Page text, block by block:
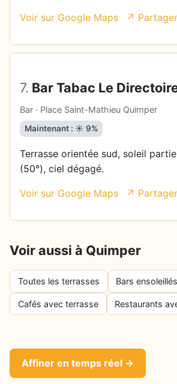
Voir sur Google Maps ↗ Partager
7. Bar Tabac Le
Bar · Place Saint-Mathieu Quimper
Maintenant : ☀️ 9%
Terrasse orientée sud, soleil
(50°), ciel dégagé.
Voir sur Google Maps ↗ Partager
Voir aussi à Quimper
Toutes les terrasses Bars ensoleillés
Cafés avec terrasse Restaurants
Affiner en temps réel →